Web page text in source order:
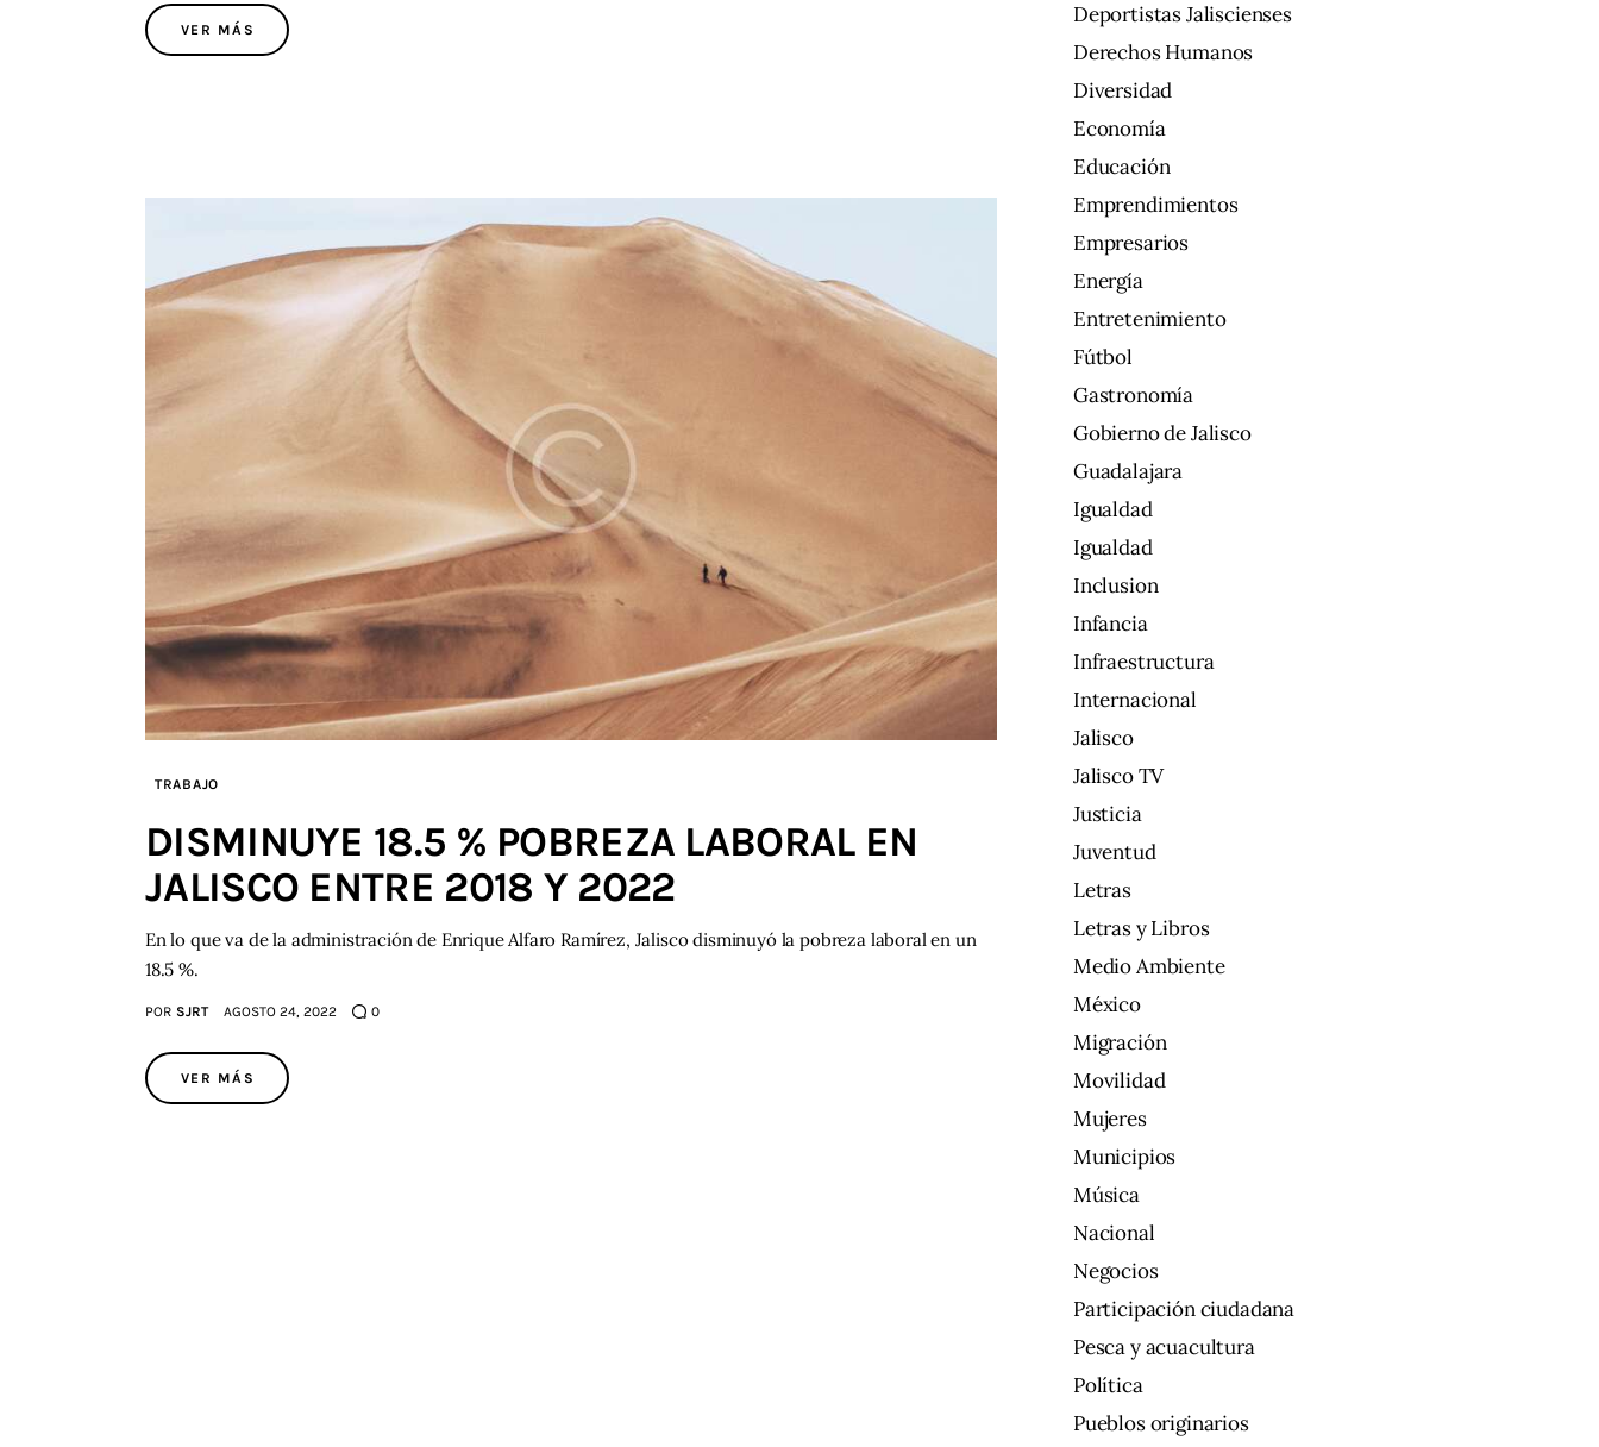
VER MÁS
TRABAJO
DISMINUYE 18.5 % POBREZA LABORAL EN
JALISCO ENTRE 2018 Y 2022
En lo que va de la administración de Enrique Alfaro Ramírez, Jalisco disminuyó la pobreza laboral en un
18.5 %.
POR SJRT AGOSTO 24, 2022 0
VER MÁS
Deportistas Jaliscienses
Derechos Humanos
Diversidad
Economía
Educación
Emprendimientos
Empresarios
Energía
Entretenimiento
Fútbol
Gastronomía
Gobierno de Jalisco
Guadalajara
Igualdad
Igualdad
Inclusion
Infancia
Infraestructura
Internacional
Jalisco
Jalisco TV
Justicia
Juventud
Letras
Letras y Libros
Medio Ambiente
México
Migración
Movilidad
Mujeres
Municipios
Música
Nacional
Negocios
Participación ciudadana
Pesca y acuacultura
Política
Pueblos originarios